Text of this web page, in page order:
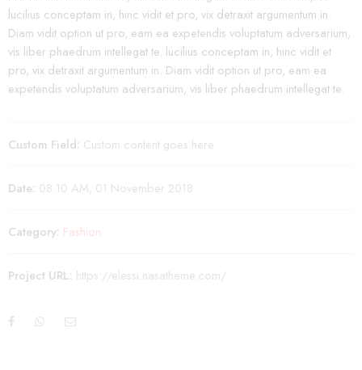
lucilius conceptam in, hinc vidit et pro, vix detraxit argumentum in.
Diam vidit option ut pro, eam ea expetendis voluptatum adversarium,
vis liber phaedrum intellegat te. lucilius conceptam in, hinc vidit et
pro, vix detraxit argumentum in. Diam vidit option ut pro, eam ea
expetendis voluptatum adversarium, vis liber phaedrum intellegat te.
Custom Field: Custom content goes here
Date: 08.10 AM, 01 November 2018
Category: Fashion
Project URL: https://elessi.nasatheme.com/